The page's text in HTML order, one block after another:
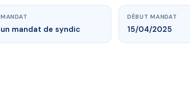
MANDAT
un mandat de syndic
DÉBUT MANDAT
15/04/2025